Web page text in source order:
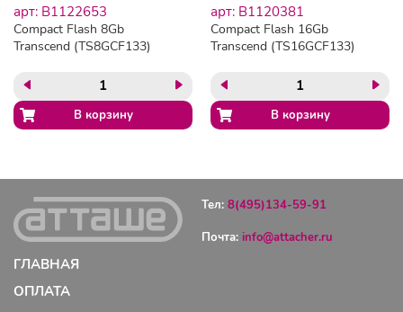
арт: B1122653
Compact Flash 8Gb
Transcend (TS8GCF133)
арт: B1120381
Compact Flash 16Gb
Transcend (TS16GCF133)
Тел: 8(495)134-59-91
Почта: info@attacher.ru
ГЛАВНАЯ
ОПЛАТА